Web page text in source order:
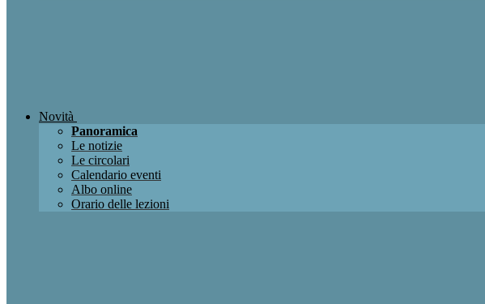
Novità
Panoramica
Le notizie
Le circolari
Calendario eventi
Albo online
Orario delle lezioni